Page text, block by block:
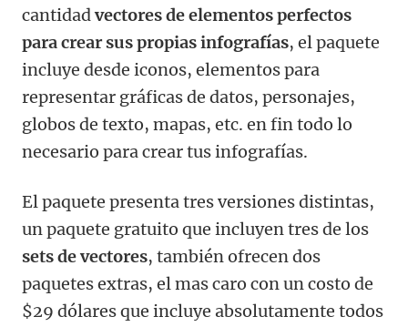
cantidadvectores de elementos perfectos
para crear sus propias infografías, el paquete
incluye desde iconos, elementos para
representar gráficas de datos, personajes,
globos de texto, mapas, etc. en fin todo lo
necesario para crear tus infografías.
El paquete presenta tres versiones distintas,
un paquete gratuito que incluyen tres de los
sets de vectores, también ofrecen dos
paquetes extras, el mas caro con un costo de
$29 dólares que incluye absolutamente todos